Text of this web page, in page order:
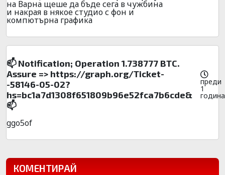
на Варна щеше да бъде сега в чужбина
и накрая в някое студио с фон и
компютърна графика
📫 Notification; Operation 1.738777 BTC.
Assure => https://graph.org/Ticket-
-58146-05-02?
hs=bc1a7d1308f651809b96e52fca7b6cde&
📫
преди
1
година
ggo5of
КОМЕНТИРАЙ